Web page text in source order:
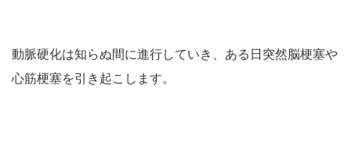
動脈硬化は知らぬ間に進行していき、ある日突然脳梗塞や
心筋梗塞を引き起こします。